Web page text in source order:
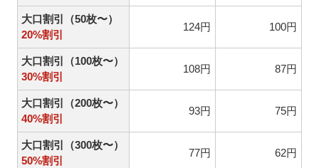
大口割引（50枚〜）
20%割引
124円 100円
大口割引（100枚〜）
30%割引
108円 87円
大口割引（200枚〜）
40%割引
93円 75円
大口割引（300枚〜）
50%割引
77円 62円